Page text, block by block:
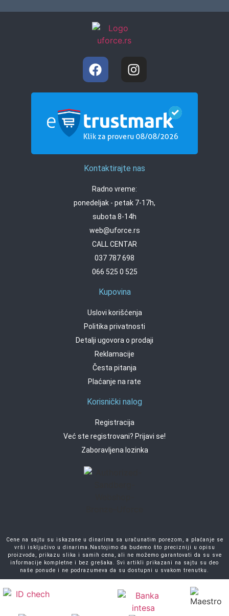
Kontaktirajte nas
Radno vreme:
ponedeljak - petak 7-17h,
subota 8-14h
web@uforce.rs
CALL CENTAR
037 787 698
066 525 0 525
Kupovina
Uslovi korišćenja
Politika privatnosti
Detalji ugovora o prodaji
Reklamacije
Česta pitanja
Plaćanje na rate
Korisnički nalog
Registracija
Već ste registrovani? Prijavi se!
Zaboravljena lozinka
Cene na sajtu su iskazane u dinarima sa uračunatim porezom, a plaćanje se
vrši isključivo u dinarima.Nastojimo da budemo što precizniji u opisu
proizvoda, prikazu slika i samih cena, ali ne možemo garantovati da su sve
informacije kompletne i bez grešaka. Svi artikli prikazani na sajtu su deo
naše ponude i ne podrazumeva da su dostupni u svakom trenutku.